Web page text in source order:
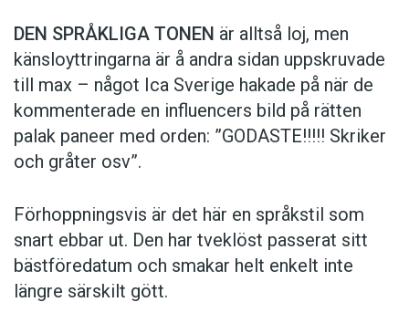
DEN SPRÅKLIGA TONEN är alltså loj, men
känsloyttringarna är å andra sidan uppskruvade
till max – något Ica Sverige hakade på när de
kommen­terade en influencers bild på rätten
palak paneer med orden: ­”GODASTE!!!!! Skriker
och gråter osv”.
Förhoppningsvis är det här en språkstil som
snart ebbar ut. Den har tveklöst passerat sitt
bästföredatum och smakar helt enkelt inte
längre särskilt gött.